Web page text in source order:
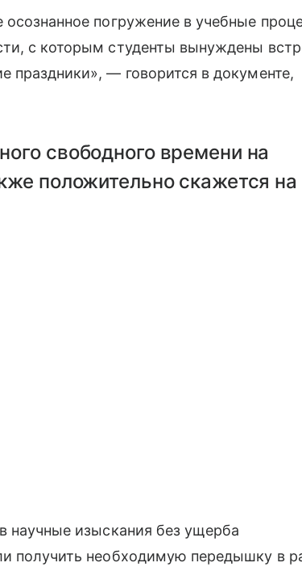
погружение в учебные
с которым студенты вынуждены
— говорится в документе,
свободного времени на
положительно скажется на
научные изыскания без ущерба
получить необходимую передышку в